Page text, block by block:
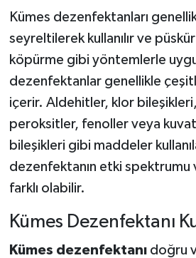
Kümes dezenfektanları
seyreltilerek kullanılır ve
köpürme gibi yöntemlerle
dezenfektanlar genellikle
içerir. Aldehitler, klor
peroksitler, fenoller veya
bileşikleri gibi maddeler
dezenfektanın etki spektrumu
farklı olabilir.
Kümes Dezenfektanı
Kümes dezenfektanıdoğru